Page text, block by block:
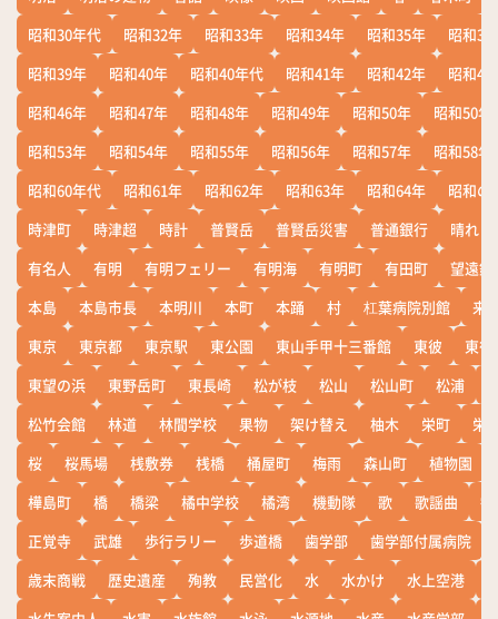
昭和30年代
昭和32年 昭和33年 昭和34年 昭和35年
昭和36
昭和39年
昭和40年 昭和40年代 昭和41年 昭和42年
昭和43
昭和46年
昭和47年 昭和48年 昭和49年 昭和50年
昭和50年
昭和53年
昭和54年 昭和55年 昭和56年 昭和57年
昭和58年
昭和60年代
昭和61年 昭和62年 昭和63年 昭和64年
昭和の
時津町
時津超 時計 普賢岳 普賢岳災害 普通銀行
晴れ
有名人
有明 有明フェリー 有明海 有明町 有田町
望遠鏡
本島
本島市長 本明川 本町 本踊 村 杠葉病院別館
来
東京
東京都 東京駅 東公園 東山手甲十三番館 東彼
東彼
東望の浜
東野岳町 東長崎 松が枝 松山 松山町 松浦
松竹会館
林道 林間学校 果物 架け替え 柚木 栄町
栄
桜
桜馬場 桟敷券 桟橋 桶屋町 梅雨 森山町 植物園
樺島町
橋 橋梁 橘中学校 橘湾 機動隊 歌 歌謡曲
正覚寺
武雄 歩行ラリー 歩道橋 歯学部 歯学部付属病院
歳末商戦
歴史遺産 殉教 民営化 水 水かけ 水上空港